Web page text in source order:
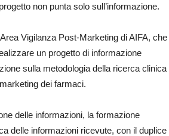
non punta solo sull’informazione.
Vigilanza Post-Marketing di AIFA, che
un progetto di informazione
sulla metodologia della ricerca clinica
dei farmaci.
delle informazioni, la formazione
delle informazioni ricevute, con il duplice